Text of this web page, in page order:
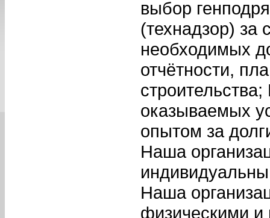
выбор
(технадзор) за
необходимых
отчётности,
оказываемых
опытом за
Наша
Наша
физическими